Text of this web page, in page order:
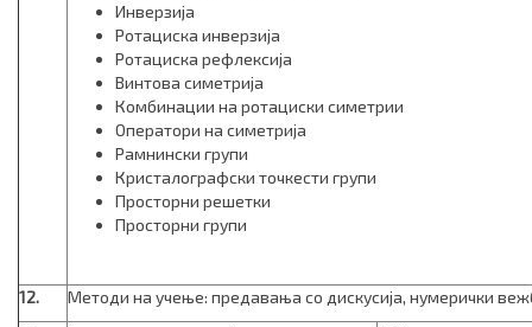
Инверзија
Ротациска инверзија
Ротациска рефлексија
Винтова симетрија
Комбинации на ротациски симетрии
Оператори на симетрија
Рамнински групи
Кристалографски точкести групи
Просторни решетки
Просторни групи
12.
Методи на учење: предавања со дискусија, нумерички